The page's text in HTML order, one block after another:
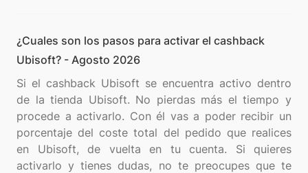
¿Cuales son los pasos para activar el cashback
Ubisoft? - Agosto 2026
Si el cashback Ubisoft se encuentra activo dentro
de la tienda Ubisoft. No pierdas más el tiempo y
procede a activarlo. Con él vas a poder recibir un
porcentaje del coste total del pedido que realices
en Ubisoft, de vuelta en tu cuenta. Si quieres
activarlo y tienes dudas, no te preocupes que te